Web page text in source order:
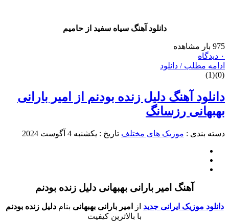
دانلود آهنگ سیاه سفید ازحامیم
بار مشاهده
مطلب / دانلود
0
)
(
1
)
آهنگ دلیل زنده بودنم از امیر بارانی
رزسانگ
بندی : موزیک های مختلف تاریخ : یکشنبه 4 آگوست 2024
آهنگ امیر بارانی بهبهانی دلیل زنده بودنم
دانلود موزیک ایرانی جدیدازامیر بارانی بهبهانی بنامدلیل زنده بودنم
با بالاترین کیفیت